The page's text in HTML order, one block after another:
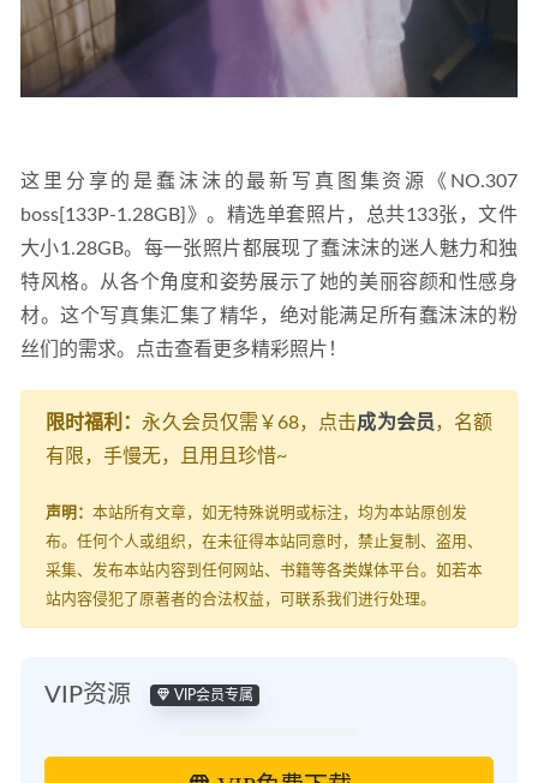
这里分享的是蠢沫沫的最新写真图集资源《NO.307
boss[133P-1.28GB]》。精选单套照片，总共133张，文件
大小1.28GB。每一张照片都展现了蠢沫沫的迷人魅力和独
特风格。从各个角度和姿势展示了她的美丽容颜和性感身
材。这个写真集汇集了精华，绝对能满足所有蠢沫沫的粉
丝们的需求。点击查看更多精彩照片！
限时福利： 永久会员仅需￥68，点击成为会员，名额
有限，手慢无，且用且珍惜~
声明： 本站所有文章，如无特殊说明或标注，均为本站原创发
布。任何个人或组织，在未征得本站同意时，禁止复制、盗用、
采集、发布本站内容到任何网站、书籍等各类媒体平台。如若本
站内容侵犯了原著者的合法权益，可联系我们进行处理。
VIP资源 VIP会员专属